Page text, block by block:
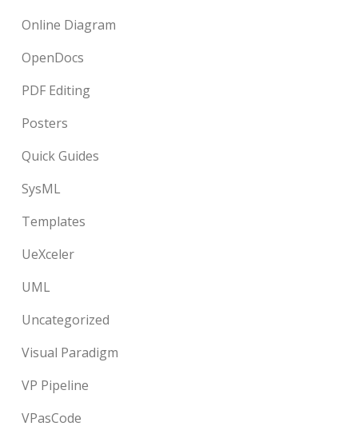
Online Diagram
OpenDocs
PDF Editing
Posters
Quick Guides
SysML
Templates
UeXceler
UML
Uncategorized
Visual Paradigm
VP Pipeline
VPasCode